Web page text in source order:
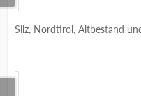
Silz, Nordtirol, Altbestand